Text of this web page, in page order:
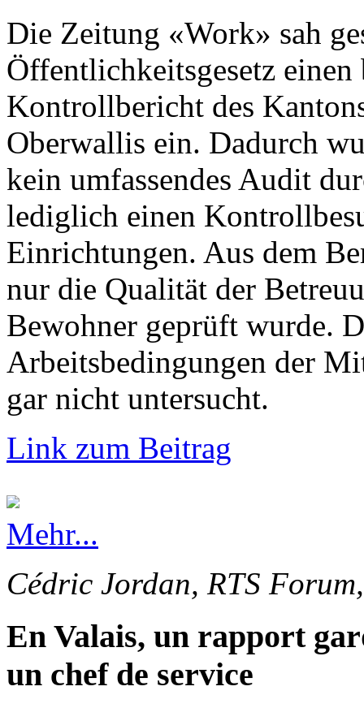
Die Zeitung «Work» sah
Öffentlichkeitsgesetz
Kontrollbericht des
Oberwallis ein. Dadurch
kein umfassendes Audit
lediglich einen
Einrichtungen. Aus dem
nur die Qualität der
Bewohner geprüft wurde.
Arbeitsbedingungen der
gar nicht untersucht.
Link zum Beitrag
Mehr...
Cédric Jordan, RTS
En Valais, un rapport
un chef de service